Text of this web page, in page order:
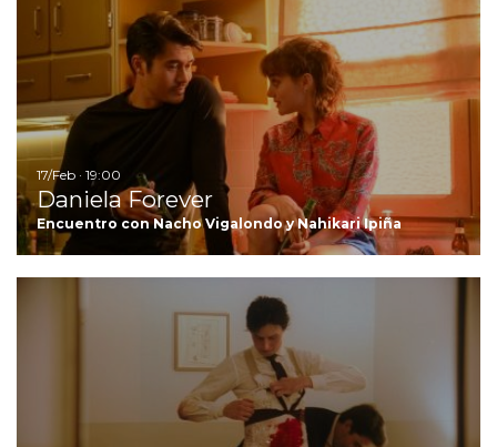
17/Feb · 19:00
Daniela Forever
Encuentro con Nacho Vigalondo y Nahikari Ipiña